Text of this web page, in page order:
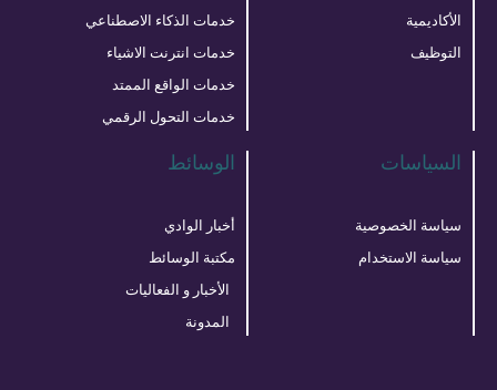
الأكاديمية
التوظيف
خدمات الذكاء الاصطناعي
خدمات انترنت الاشياء
خدمات الواقع الممتد
خدمات التحول الرقمي
السياسات
سياسة الخصوصية
سياسة الاستخدام
الوسائط
أخبار الوادي
مكتبة الوسائط
الأخبار و الفعاليات
المدونة